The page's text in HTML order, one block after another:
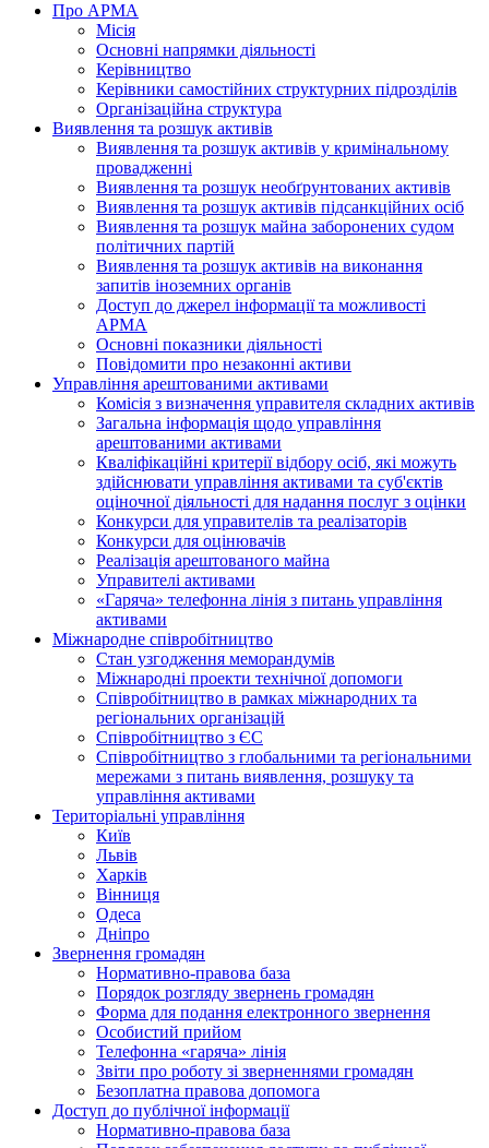
Про АРМА
Місія
Основні напрямки діяльності
Керівництво
Керівники самостійних структурних підрозділів
Організаційна структура
Виявлення та розшук активів
Виявлення та розшук активів у кримінальному
провадженні
Виявлення та розшук необґрунтованих активів
Виявлення та розшук активів підсанкційних осіб
Виявлення та розшук майна заборонених судом
політичних партій
Виявлення та розшук активів на виконання
запитів іноземних органів
Доступ до джерел інформації та можливості
АРМА
Основні показники діяльності
Повідомити про незаконні активи
Управління арештованими активами
Комісія з визначення управителя складних активів
Загальна інформація щодо управління
арештованими активами
Кваліфікаційні критерії відбору осіб, які можуть
здiйснювати управління активами та суб'єктів
оціночної діяльності для надання послуг з оцінки
Конкурси для управителів та реалізаторів
Конкурси для оцінювачів
Реалізація арештованого майна
Управителі активами
«Гаряча» телефонна лінія з питань управління
активами
Міжнародне співробітництво
Стан узгодження меморандумів
Міжнародні проекти технічної допомоги
Співробітництво в рамках міжнародних та
регіональних організацій
Співробітництво з ЄС
Співробітництво з глобальними та регіональними
мережами з питань виявлення, розшуку та
управління активами
Територіальні управління
Київ
Львів
Харків
Вінниця
Одеса
Дніпро
Звернення громадян
Нормативно-правова база
Порядок розгляду звернень громадян
Форма для подання електронного звернення
Особистий прийом
Телефонна «гаряча» лінія
Звіти про роботу зі зверненнями громадян
Безоплатна правова допомога
Доступ до публічної інформації
Нормативно-правова база